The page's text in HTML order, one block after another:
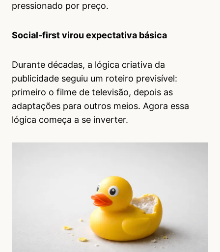
pressionado por preço.
Social-first virou expectativa básica
Durante décadas, a lógica criativa da
publicidade seguiu um roteiro previsível:
primeiro o filme de televisão, depois as
adaptações para outros meios. Agora essa
lógica começa a se inverter.